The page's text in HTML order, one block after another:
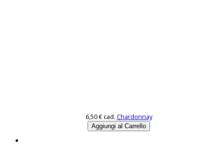
6,50 €cad. Chardonnay